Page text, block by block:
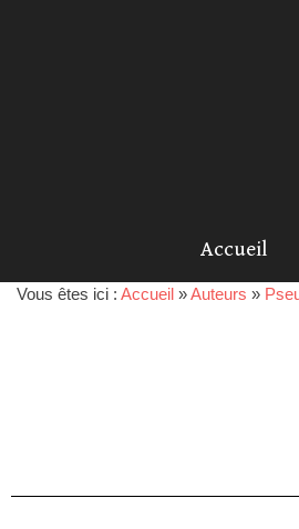
Accueil
Vous êtes ici : Accueil »Auteurs »